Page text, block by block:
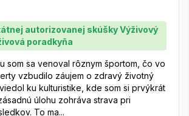
autorizovanej skúšky Výživový
poradkyňa
som sa venoval rôznym športom, čo vo
vzbudilo záujem o zdravý životný
ku kulturistike, kde som si prvýkrát
úlohu zohráva strava pri
To ma...